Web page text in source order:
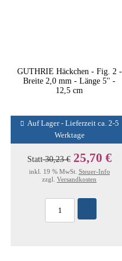
GUTHRIE Häckchen - Fig. 2 -
Breite 2,0 mm - Länge 5'' -
12,5 cm
Auf Lager - Lieferzeit ca. 2-5
Werktage
Statt30,23 € 25,70 €
inkl. 19 % MwSt. Steuer-Info
zzgl. Versandkosten